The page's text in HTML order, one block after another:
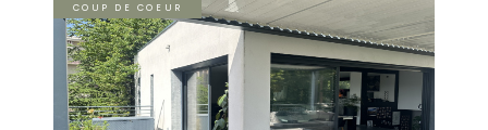
COUP DE COEUR
VOIR LE BIEN